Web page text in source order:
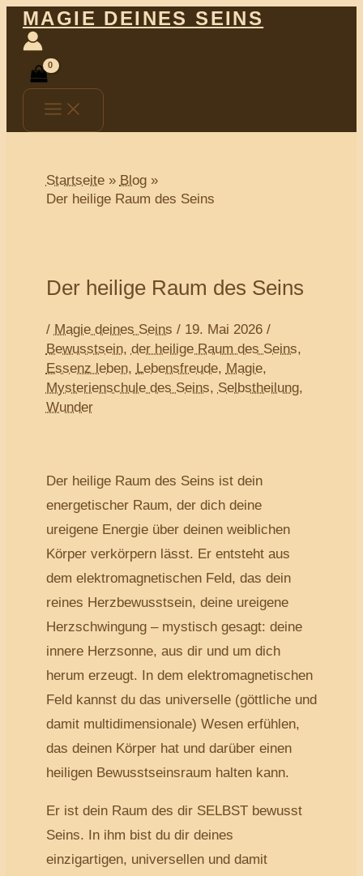
Zum
Inhalt
springen
MAGIE DEINES SEINS
Main
Menu
Startseite
Blog
Der heilige Raum des Seins
Der heilige Raum des Seins
/ Magie deines Seins / 19. Mai 2026 /
Bewusstsein, der heilige Raum des Seins,
Essenz leben, Lebensfreude, Magie,
Mysterienschule des Seins, Selbstheilung,
Wunder
Der heilige Raum des Seins ist dein
energetischer Raum, der dich deine
ureigene Energie über deinen weiblichen
Körper verkörpern lässt. Er entsteht aus
dem elektromagnetischen Feld, das dein
reines Herzbewusstsein, deine ureigene
Herzschwingung – mystisch gesagt: deine
innere Herzsonne, aus dir und um dich
herum erzeugt. In dem elektromagnetischen
Feld kannst du das universelle (göttliche und
damit multidimensionale) Wesen erfühlen,
das deinen Körper hat und darüber einen
heiligen Bewusstseinsraum halten kann.
Er ist dein Raum des dir SELBST bewusst
Seins. In ihm bist du dir deines
einzigartigen, universellen und damit
Post
navigation